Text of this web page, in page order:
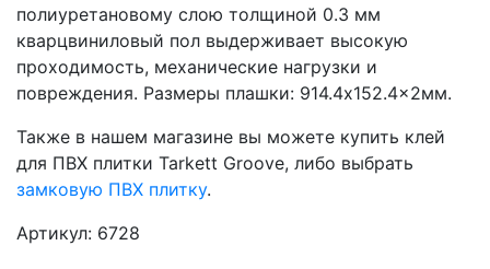
полиуретановому слою толщиной 0.3 мм
кварцвиниловый пол выдерживает высокую
проходимость, механические нагрузки и
повреждения. Размеры плашки: 914.4x152.4x2мм.
Также в нашем магазине вы можете купить клей
для ПВХ плитки Tarkett Groove, либо выбрать
замковую ПВХ плитку.
Артикул: 6728